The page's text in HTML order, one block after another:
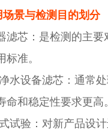
场景与检测目的划分
滤芯：是检测的主要
标准。
水设备滤芯：通常处
命和稳定性要求更高
试验：对新产品设